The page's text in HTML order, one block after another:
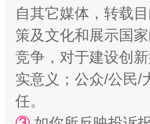
漫山遍野的桃花与雪山、麦地、白藏房
自其它媒体，转载
策及文化和展示国
竞争，对于建设创
实意义；公众/公民/
任。